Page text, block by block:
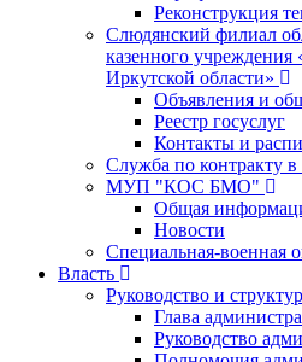
Реконструкция
Слюдянский филиал
казенного
Иркутской области»
Объявления и
Реестр госуслуг
Контакты и
Служба по контракту
МУП "КОС БМО"
Общая
Новости
Специальная-военная
Власть
Руководство и
Глава
Руководство